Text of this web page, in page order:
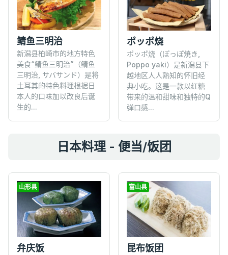
鲭鱼三明治
新潟县柏崎市的地方特色
美食“鲭鱼三明治”（鲭鱼
三明治, サバサンド）是将
土耳其的特色料理根据日
本人的口味加以改良后诞
生的...
ポッポ烧
ポッポ烧（ぽっぽ焼き,
Poppo yaki）是新潟县下
越地区人人熟知的怀旧经
典小吃。这是一款以红糖
带来的温和甜味和独特的Q
弹口感...
日本料理 - 便当/饭团
山形县
弁庆饭
富山县
昆布饭团